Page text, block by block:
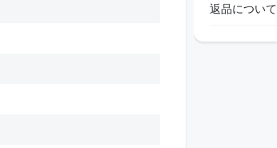
返品について